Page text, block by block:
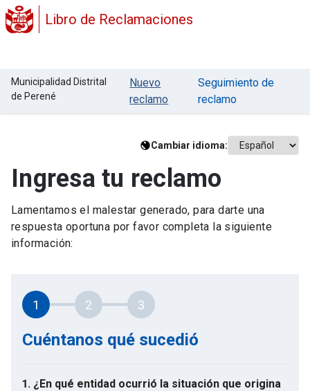
Libro de Reclamaciones
Municipalidad Distrital
de Perené
Nuevo
reclamo
Seguimiento de
reclamo
Cambiar idioma:
Ingresa tu reclamo
Lamentamos el malestar generado, para darte una
respuesta oportuna por favor completa la siguiente
información:
1 2 3
Cuéntanos qué sucedió
1. ¿En qué entidad ocurrió la situación que origina